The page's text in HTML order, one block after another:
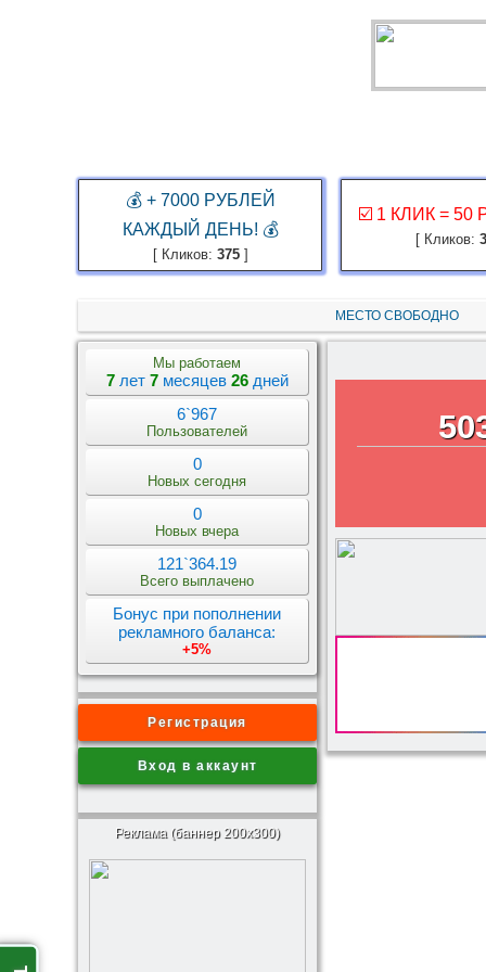
💰 + 7000 РУБЛЕЙ
КАЖДЫЙ ДЕНЬ! 💰
[ Кликов: 375]
☑️ 1 КЛИК = 50
[ Кликов:
МЕСТО СВОБОДНО
Мы работаем
7лет 7месяцев 26дней
6`967
Пользователей
0
Новых сегодня
0
Новых вчера
121`364.19
Всего выплачено
Бонус при пополнении
рекламного баланса:
+5%
Регистрация
Вход в аккаунт
Реклама (баннер 200x300)